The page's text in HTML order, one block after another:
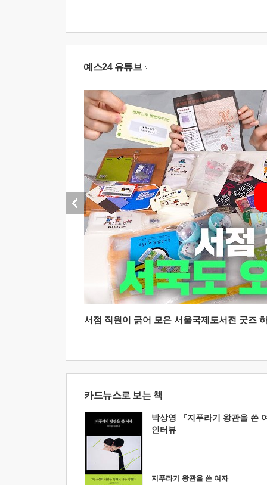
예스24 유튜브
서점 직원이 긁어 모은 서울국제도서전 굿즈
카드뉴스로 보는 책
박상영 『지푸라기 왕관을 쓴
인터뷰
지푸라기 왕관을 쓴 여자